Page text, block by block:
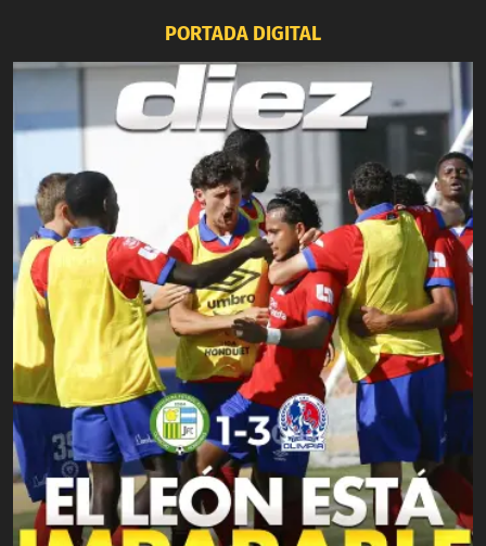
PORTADA DIGITAL